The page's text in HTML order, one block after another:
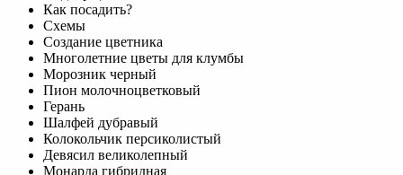
Как посадить?
Схемы
Создание цветника
Многолетние цветы для клумбы
Морозник черный
Пион молочноцветковый
Герань
Шалфей дубравый
Колокольчик персиколистый
Девясил великолепный
Монарда гибридная